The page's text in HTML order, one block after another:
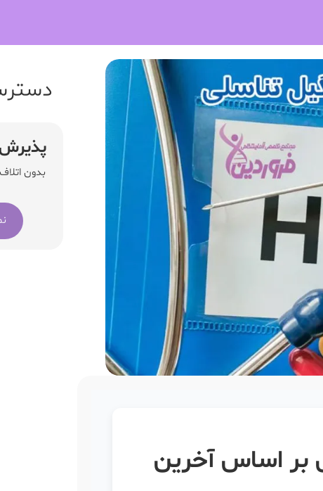
بر اساس آخرین
پذیرش
بدون